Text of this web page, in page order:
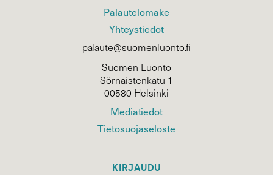
Palautelomake
Yhteystiedot
palaute@suomenluonto.fi
Suomen Luonto
Sörnäistenkatu 1
00580 Helsinki
Mediatiedot
Tietosuojaseloste
KIRJAUDU